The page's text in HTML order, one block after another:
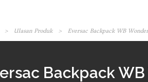
> Ulasan Produk > Eversac Backpack WB
Backpack